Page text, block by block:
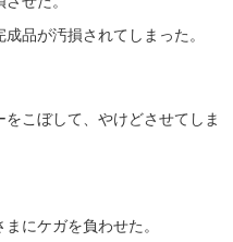
品が汚損されてしまった。
こぼして、やけどさせてしま
にケガを負わせた。